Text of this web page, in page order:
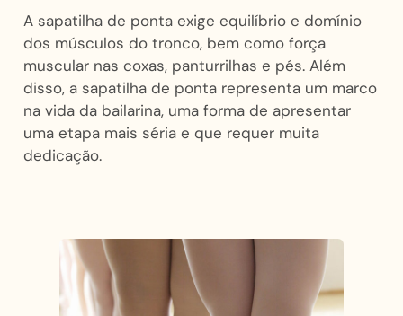
A sapatilha de ponta exige equilíbrio e domínio
dos músculos do tronco, bem como força
muscular nas coxas, panturrilhas e pés. Além
disso, a sapatilha de ponta representa um marco
na vida da bailarina, uma forma de apresentar
uma etapa mais séria e que requer muita
dedicação.